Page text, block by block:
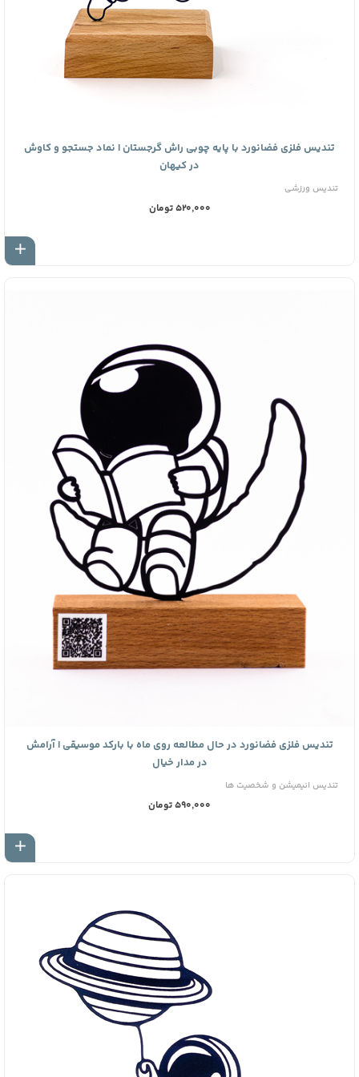
تندیس فلزی فضانورد با پایه چوبی راش گرجستان | نماد جستجو و کاوش
در کیهان
تندیس ورزشی
520,000 تومان
تندیس فلزی فضانورد در حال مطالعه روی ماه با بارکد موسیقی | آرامش
در مدار خیال
تندیس انیمیشن و شخصیت ها
590,000 تومان